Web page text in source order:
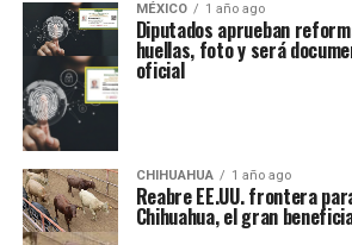
MÉXICO 1 año ago
Diputados aprueban
huellas, foto y será
oficial
CHIHUAHUA 1 año ago
Reabre EE.UU. frontera
Chihuahua, el gran